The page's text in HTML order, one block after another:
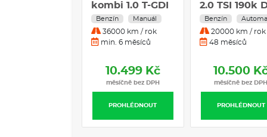
kombi 1.0 T-GDI
Trikolor 88kw -
bez závazků
Benzín Manuál
36000 km / rok
min. 6 měsíců
PROHLÉDNOUT
10.499 Kč
měsíčně bez DPH
2.0 TSI 190k
4WD
Benzín
20000 km / rok
48 měsíců
PROHLÉDNOUT
10.500
měsíčně bez DPH